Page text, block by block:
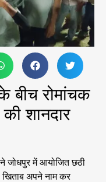
बीच रोमांचक
शानदार
जोधपुर में आयोजित छठी
खिताब अपने नाम कर